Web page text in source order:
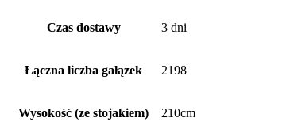
Czas dostawy 3 dni
Łączna liczba gałązek 2198
Wysokość (ze stojakiem) 210cm